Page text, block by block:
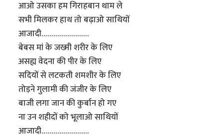
आओ उसका हम गिराहबान थाम ले
सभी मिलकर हाथ तो बढ़ाओ साथियों
आजादी……………………
बेबस मां के जख्मी शरीर के लिए
असह्य वेदना की पीर के लिए
सदियों से लटकती शमशीर के लिए
तोड़ने गुलामी की जंजीर के लिए
बाजी लगा जान की कुर्बान हो गए
ना उन शहीदों को भूलाओ साथियों
आजादी……………………